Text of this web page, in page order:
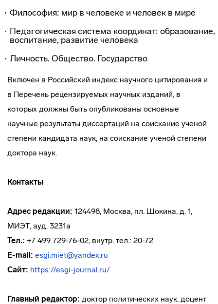
Философия: мир в человеке и человек в мире
Педагогическая система координат: образование,
воспитание, развитие человека
Личность. Общество. Государство
Включен в Российский индекс научного цитирования и
в Перечень рецензируемых научных изданий, в
которых должны быть опубликованы основные
научные результаты диссертаций на соискание ученой
степени кандидата наук, на соискание ученой степени
доктора наук.
Контакты
Адрес редакции: 124498, Москва, пл. Шокина, д. 1,
МИЭТ, ауд. 3231а
Тел.: +7 499 729-76-02, внутр. тел.: 20-72
E-mail: esgi.miet@yandex.ru
Сайт: https://esgi-journal.ru/
Главный редактор: доктор политических наук, доцент